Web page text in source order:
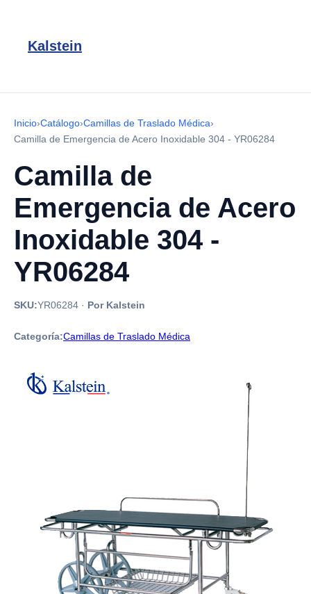
Kalstein
Inicio›Catálogo›Camillas de Traslado Médica›
Camilla de Emergencia de Acero Inoxidable 304 - YR06284
Camilla de
Emergencia de Acero
Inoxidable 304 -
YR06284
SKU:YR06284 · Por Kalstein
Categoría:Camillas de Traslado Médica